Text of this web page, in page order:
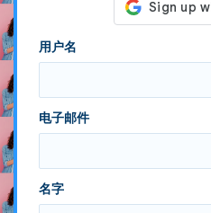
用户名
电子邮件
名字